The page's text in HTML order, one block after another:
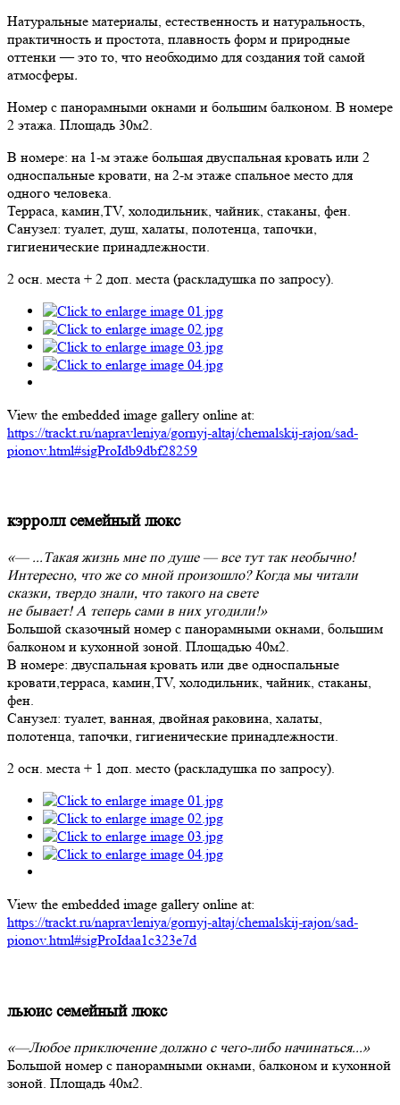
Натуральные материалы, естественность и натуральность,
практичность и простота, плавность форм и природные
оттенки — это то, что необходимо для создания той самой
атмосферы.
Номер с панорамными окнами и большим балконом. В номере
2 этажа. Площадь 30м2.
В номере: на 1-м этаже большая двуспальная кровать или 2
односпальные кровати, на 2-м этаже спальное место для
одного человека.
Терраса, камин,TV, холодильник, чайник, стаканы, фен.
Санузел: туалет, душ, халаты, полотенца, тапочки,
гигиенические принадлежности.
2 осн. места + 2 доп. места (раскладушка по запросу).
View the embedded image gallery online at:
https://trackt.ru/napravleniya/gornyj-altaj/chemalskij-rajon/sad-
pionov.html#sigProIdb9dbf28259
кэрролл семейный люкс
«— ...Такая жизнь мне по душе — все тут так необычно!
Интересно, что же со мной произошло? Когда мы читали
сказки, твердо знали, что такого на свете
не бывает! А теперь сами в них угодили!»
Большой сказочный номер с панорамными окнами, большим
балконом и кухонной зоной. Площадью 40м2.
В номере: двуспальная кровать или две односпальные
кровати,терраса, камин,TV, холодильник, чайник, стаканы,
фен.
Санузел: туалет, ванная, двойная раковина, халаты,
полотенца, тапочки, гигиенические принадлежности.
2 осн. места + 1 доп. место (раскладушка по запросу).
View the embedded image gallery online at:
https://trackt.ru/napravleniya/gornyj-altaj/chemalskij-rajon/sad-
pionov.html#sigProIdaa1c323e7d
льюис семейный люкс
«—Любое приключение должно с чего-либо начинаться...»
Большой номер с панорамными окнами, балконом и кухонной
зоной. Площадь 40м2.